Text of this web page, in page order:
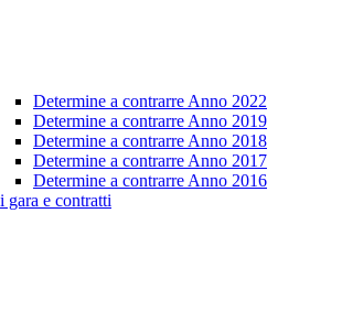
Determine a contrarre Anno 2022
Determine a contrarre Anno 2019
Determine a contrarre Anno 2018
Determine a contrarre Anno 2017
Determine a contrarre Anno 2016
gara e contratti